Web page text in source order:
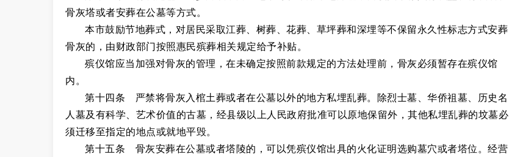
骨灰塔或者安葬在公墓等方式。
本市鼓励节地葬式，对居民采取江葬、树葬、花葬、草坪葬和深埋等不保留永久性标志方式安葬
骨灰的，由财政部门按照惠民殡葬相关规定给予补贴。
殡仪馆应当加强对骨灰的管理，在未确定按照前款规定的方法处理前，骨灰必须暂存在殡仪馆
内。
第十四条 严禁将骨灰入棺土葬或者在公墓以外的地方私埋乱葬。除烈士墓、华侨祖墓、历史名
人墓及有科学、艺术价值的古墓，经县级以上人民政府批准可以原地保留外，其他私埋乱葬的坟墓必
须迁移至指定的地点或就地平毁。
第十五条 骨灰安葬在公墓或者塔陵的，可以凭殡仪馆出具的火化证明选购墓穴或者塔位。经营